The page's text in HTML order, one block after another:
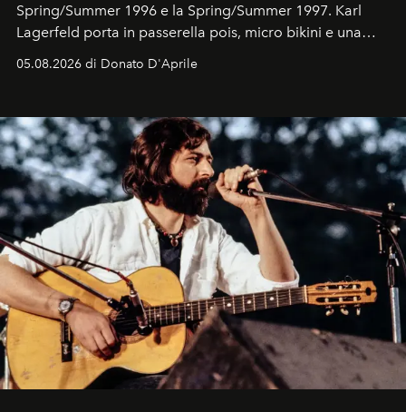
Spring/Summer 1996 e la Spring/Summer 1997. Karl
Lagerfeld porta in passerella pois, micro bikini e una
logomania pensata per la spiaggia
Kate, Claudia e Carla una dietro l'altra. Trent'anni dopo,
uno dei documenti più contemporanei che abbiamo.
05.08.2026 di Donato D'Aprile